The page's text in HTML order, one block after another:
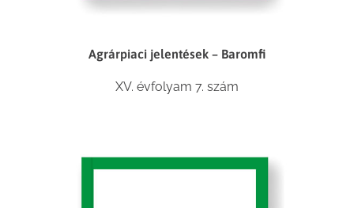
Agrárpiaci jelentések – Baromfi
XV. évfolyam 7. szám